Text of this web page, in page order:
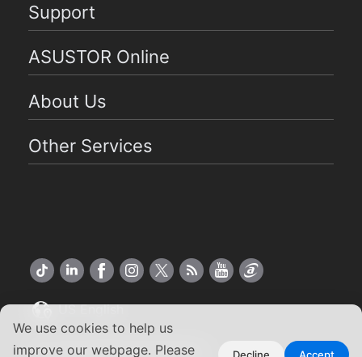
We use cookies to help us
improve our webpage. Please
Decline Accept
Support
ASUSTOR Online
About Us
Other Services
US English
Copyright ©2026 ASUSTOR Inc.